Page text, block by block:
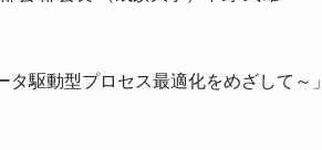
駆動型プロセス最適化をめざして～」